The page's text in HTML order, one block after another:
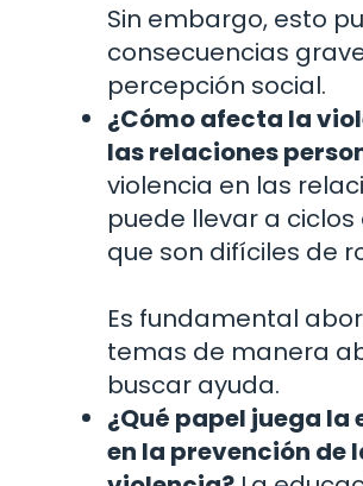
Sin embargo, esto
consecuencias
percepción social.
¿Cómo afecta la
las relaciones
violencia en las
puede llevar a
que son difíciles de
Es fundamental
temas de manera
buscar ayuda.
¿Qué papel juega la
en la prevención de